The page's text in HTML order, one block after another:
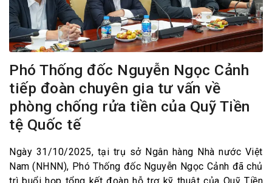
Phó Thống đốc Nguyễn Ngọc Cảnh
tiếp đoàn chuyên gia tư vấn về
phòng chống rửa tiền của Quỹ Tiền
tệ Quốc tế
Ngày 31/10/2025, tại trụ sở Ngân hàng Nhà nước Việt
Nam (NHNN), Phó Thống đốc Nguyễn Ngọc Cảnh đã chủ